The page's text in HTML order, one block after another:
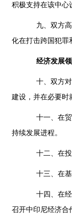
积极支持在该中心
九、双方高兴
化在打击跨国犯罪
经济发展
十、双方对两
建设，并在必要时
十一、在贸易
持续发展进程。
十二、在投
十三、在基
十四、在经贸
召开中印尼经济合